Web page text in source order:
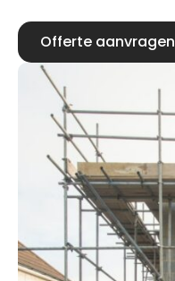
Offerte aanvragen